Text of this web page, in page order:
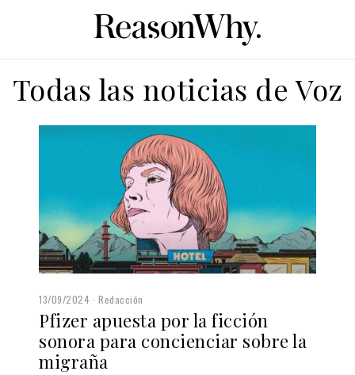
Todas las noticias de Voz
13/09/2024 Redacción
Pfizer apuesta por la ficción
sonora para concienciar sobre la
migraña